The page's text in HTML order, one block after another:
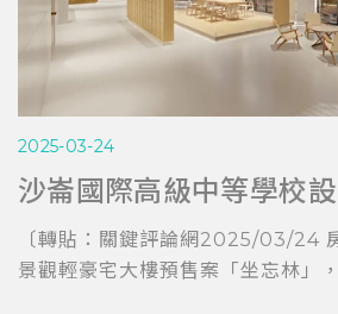
2025-03-24
〔轉貼：關鍵評論網2025/03/24
景觀輕豪宅大樓預售案「坐忘林」